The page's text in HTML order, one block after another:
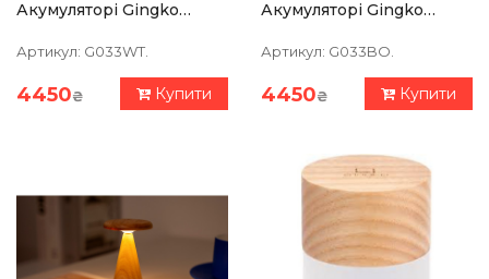
Акумуляторі Gingko
Натуральний Горіх
Артикул: G033WT.
4450₴ Купити
Акумуляторі Gingko
Бамбук
Артикул: G033BO.
4450₴ Купити